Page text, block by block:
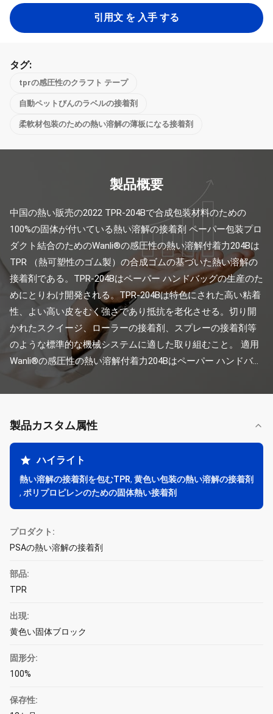
引用文 を 入手 する
タグ:
tprの感圧性のクラフト テープ
自動ペットびんのラベルの接着剤
柔軟材包装のための熱い溶解の薄板になる接着剤
製品概要
中国の熱い販売の2022 TPR-204Bで合成包装材料のための
100%の固体が付いている熱い溶解の接着剤 ペーパー包装プロ
ダクト結合のためのWanli®の感圧性の熱い溶解付着力204Bは
TPR （熱可塑性のゴム製）の合成ゴムの基づいた熱い溶解の
接着剤である。TPR-204Bはペーパー ハンドバッグの生産のた
めにとりわけ開発される。TPR-204Bは特色にされた高い粘着
性、よい高い皮をむく強さであり抵抗を老化させる。切り開
かれたスクイージ、ローラーの接着剤、スプレーの接着剤等
のような標準的な機械システムに適した取り組むこと。 適用
Wanli®の感圧性の熱い溶解付着力204Bはペーパー ハンドバ...
製品カスタム属性
ハイライト
熱い溶解の接着剤を包むTPR, 黄色い包装の熱い溶解の接着剤
, ポリプロピレンのための固体熱い接着剤
プロダクト:
PSAの熱い溶解の接着剤
部品:
TPR
出現:
黄色い固体ブロック
固形分:
100%
保存性: